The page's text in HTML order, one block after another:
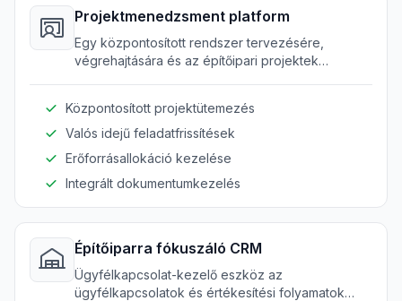
Projektmenedzsment platform
Egy központosított rendszer tervezésére,
végrehajtására és az építőipari projektek
Központosított projektütemezés
Valós idejű feladatfrissítések
Erőforrásallokáció kezelése
Integrált dokumentumkezelés
Építőiparra fókuszáló CRM
Ügyfélkapcsolat-kezelő eszköz az
ügyfélkapcsolatok és értékesítési folyamatok